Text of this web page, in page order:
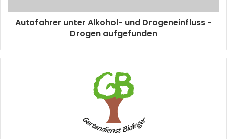
Autofahrer unter Alkohol- und Drogeneinfluss -
Drogen aufgefunden